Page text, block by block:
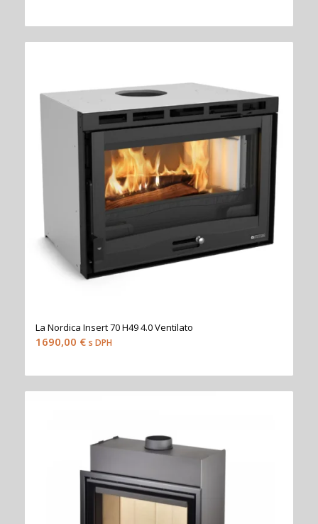
La Nordica Insert 70 H49 4.0 Ventilato
1690,00 € s DPH